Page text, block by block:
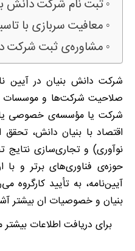
ثبت نام شرکت دانش
معافیت سربازی با
مشاوره‌ی ثبت شرکت
شرکت دانش بنیان در آیین
صلاحیت شرکت‌ها و موسسات
شرکت‌ یا مؤسسه‌ی خصوصی یا
اقتصاد با بنیان دانش،
نوآوری) و تجاری‌سازی نتایج
حوزه‌ی فناوری‌های برتر و با
آیین‌نامه، به تأیید کارگروه
بنیان و خصوصیات ان بیشتر
برای دریافت اطلاعات بیشتر